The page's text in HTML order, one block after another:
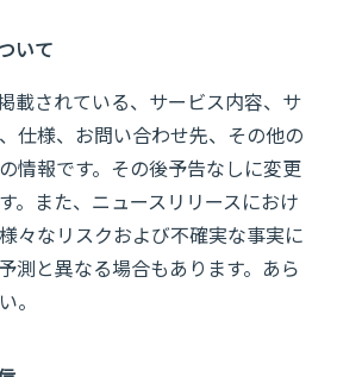
いて
載されている、サービス内容、サ
仕様、お問い合わせ先、その他の
情報です。その後予告なしに変更
。また、ニュースリリースにおけ
々なリスクおよび不確実な事実に
測と異なる場合もあります。あら
。